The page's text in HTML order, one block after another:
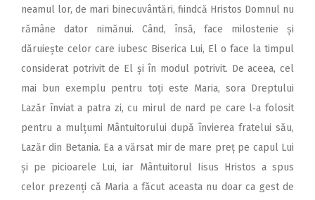
neamul lor, de mari binecuvântări, fiindcă Hristos Domnul nu
rămâne dator nimănui. Când, însă, face milostenie și
dăruiește celor care iubesc Biserica Lui, El o face la timpul
considerat potrivit de El și în modul potrivit. De aceea, cel
mai bun exemplu pentru toți este Maria, sora Dreptului
Lazăr înviat a patra zi, cu mirul de nard pe care l‑a folosit
pentru a mulțumi Mântuitorului după învierea fratelui său,
Lazăr din Betania. Ea a vărsat mir de mare preț pe capul Lui
și pe picioarele Lui, iar Mântuitorul Iisus Hristos a spus
celor prezenți că Maria a făcut aceasta nu doar ca gest de